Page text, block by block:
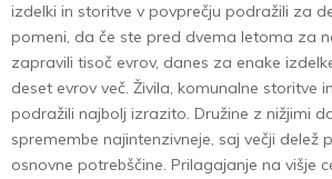
izdelki in storitve v povprečju podražili za
pomeni, da če ste pred dvema letoma za
zapravili tisoč evrov, danes za enake
deset evrov več. Živila, komunalne storitve
podražili najbolj izrazito. Družine z nižjimi
spremembe najintenzivneje, saj večji delež
osnovne potrebščine. Prilagajanje na višje